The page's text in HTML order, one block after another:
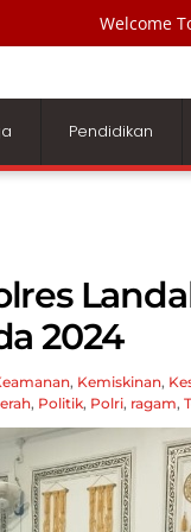
Welcome
Pendidikan
2024
, Kemiskinan,
, Politik, Polri, ragam,